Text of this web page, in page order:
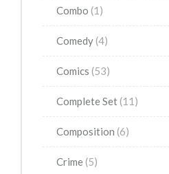
Combo (1)
Comedy (4)
Comics (53)
Complete Set (11)
Composition (6)
Crime (5)